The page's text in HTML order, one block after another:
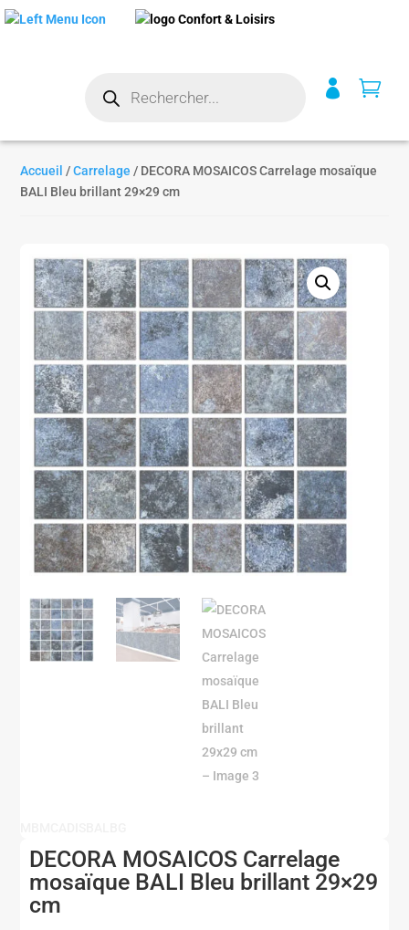
produits
 
Accueil /Carrelage / DECORA MOSAICOS Carrelage mosaïque
BALI Bleu brillant 29×29 cm
DECORA MOSAICOS Carrelage
mosaïque BALI Bleu brillant 29×29
cm